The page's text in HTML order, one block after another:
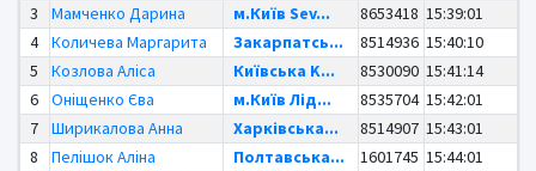
3
Мамченко Дарина м.Київ Sev... 8653418 15:39:01
4
Количева Маргарита Закарпатсь... 8514936 15:40:10
5
Козлова Аліса Київська K... 8530090 15:41:14
6
Оніщенко Єва м.Київ Лід... 8535704 15:42:01
7
Ширикалова Анна Харківська... 8514907 15:43:01
8
Пелішок Аліна Полтавська... 1601745 15:44:01